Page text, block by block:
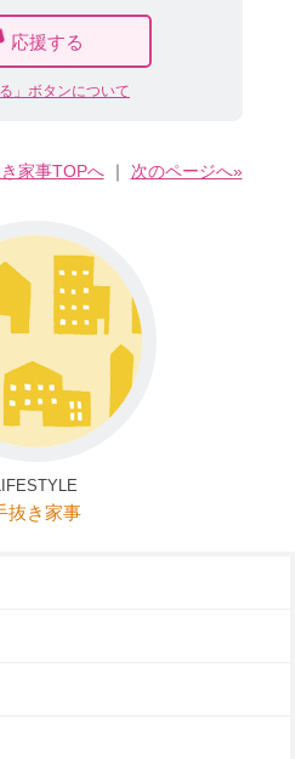
応援する
る」ボタンについて
家事TOPへ｜ 次のページへ»
抜き家事